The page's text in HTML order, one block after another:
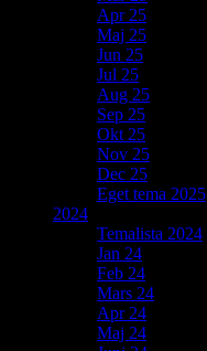
Apr 25
Maj 25
Jun 25
Jul 25
Aug 25
Sep 25
Okt 25
Nov 25
Dec 25
Eget tema 2025
2024
Temalista 2024
Jan 24
Feb 24
Mars 24
Apr 24
Maj 24